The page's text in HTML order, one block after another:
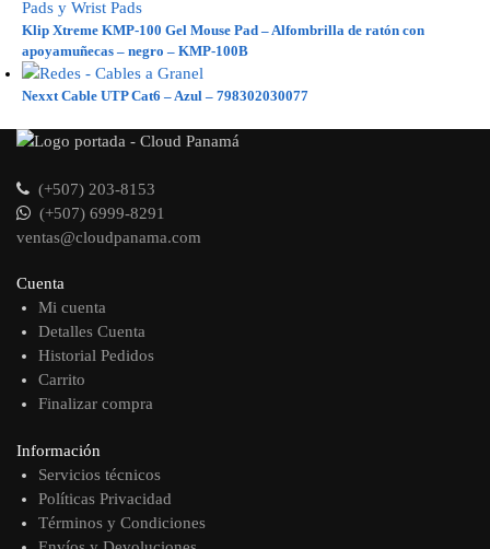
Klip Xtreme KMP-100 Gel Mouse Pad – Alfombrilla de ratón con
apoyamuñecas – negro – KMP-100B
Nexxt Cable UTP Cat6 – Azul – 798302030077
(+507) 203-8153
(+507) 6999-8291
ventas@cloudpanama.com
Cuenta
Mi cuenta
Detalles Cuenta
Historial Pedidos
Carrito
Finalizar compra
Información
Servicios técnicos
Políticas Privacidad
Términos y Condiciones